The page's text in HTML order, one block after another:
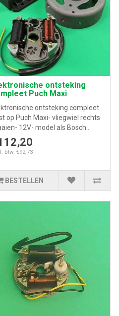
ontsteking
Puch Maxi
ontsteking compleet
op Puch Maxi- vliegwiel rechts
12V- model als Bosch..
btw: €92,73
BESTELLEN